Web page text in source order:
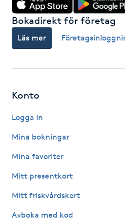
Hollywood Peel
Hot Stone Massage
Hot yoga
Hudföryngring
Huduppstramning
Hudvård
Hyaluronsyra
Bokadirekt för företag
Läs mer
Konto
Logga in
Mina bokningar
Mina favoriter
Mitt presentkort
Mitt friskvårdskort
Avboka med kod